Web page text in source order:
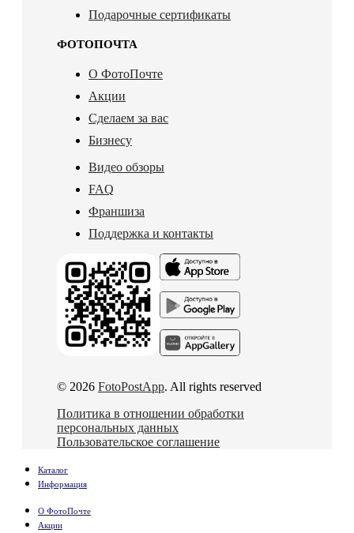
Подарочные сертификаты
ФОТОПОЧТА
О ФотоПочте
Акции
Сделаем за вас
Бизнесу
Видео обзоры
FAQ
Франшиза
Поддержка и контакты
© 2026 FotoPostApp. All rights reserved
Политика в отношении обработки
персональных данных
Пользовательское соглашение
Каталог
Информация
О ФотоПочте
Акции